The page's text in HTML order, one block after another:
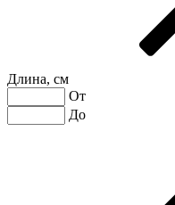
Длина, см
От
До